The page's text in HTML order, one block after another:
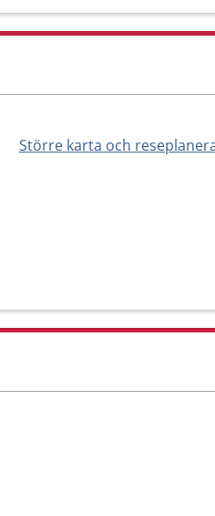
Större karta och